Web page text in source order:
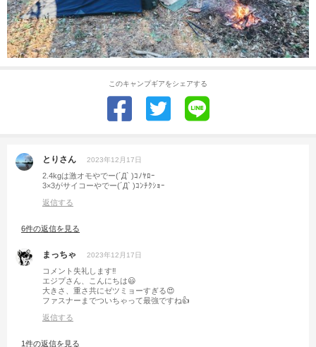
このキャンプギアをシェアする
とりさん 2023年12月17日
2.4kgは激オモやでー(´Д` )ｺﾉﾔﾛｰ
3×3がサイコーやでー(´Д` )ｺﾝﾁｸｼｮｰ
返信する
6件の返信を見る
まっちゃ 2023年12月17日
コメント失礼します‼︎
エジプさん、こんにちは😃
大きさ、重さ共にゼツミョーすぎる😍
ファスナーまでついちゃって最強ですね👍
返信する
1件の返信を見る